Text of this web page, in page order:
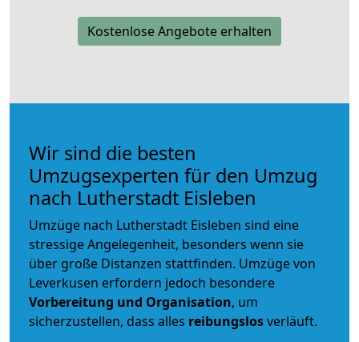
Kostenlose Angebote erhalten
Wir sind die besten
Umzugsexperten für den Umzug
nach Lutherstadt Eisleben
Umzüge nach Lutherstadt Eisleben sind eine
stressige Angelegenheit, besonders wenn sie
über große Distanzen stattfinden. Umzüge von
Leverkusen erfordern jedoch besondere
Vorbereitung und Organisation, um
sicherzustellen, dass alles reibungslosverläuft.